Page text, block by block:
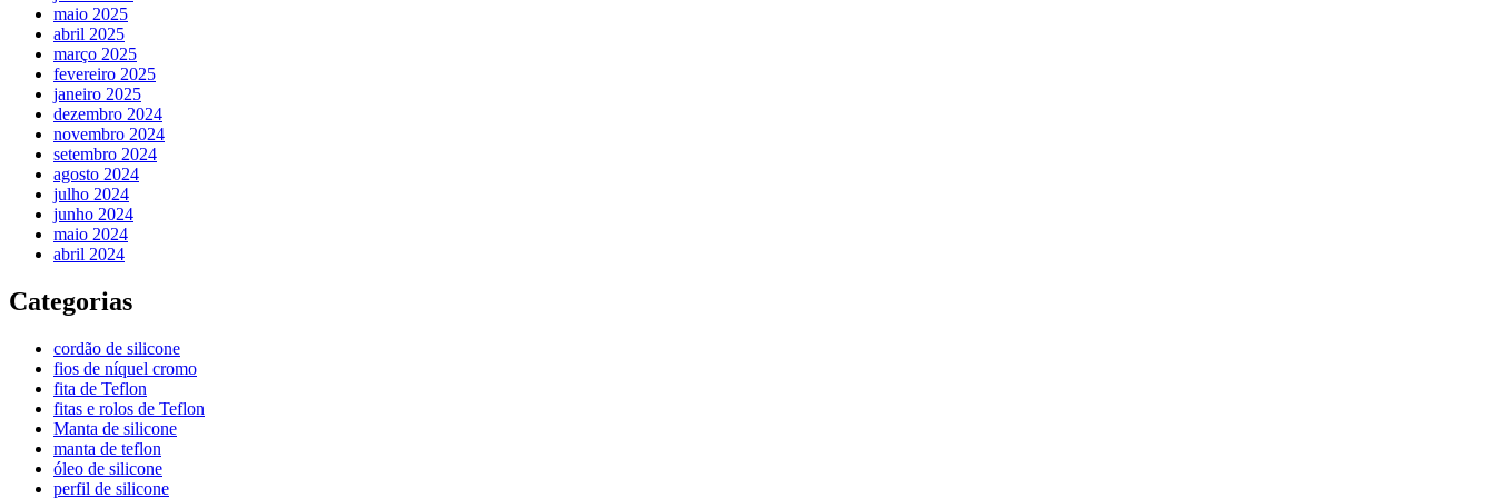
maio 2025
abril 2025
março 2025
fevereiro 2025
janeiro 2025
dezembro 2024
novembro 2024
setembro 2024
agosto 2024
julho 2024
junho 2024
maio 2024
abril 2024
Categorias
cordão de silicone
fios de níquel cromo
fita de Teflon
fitas e rolos de Teflon
Manta de silicone
manta de teflon
óleo de silicone
perfil de silicone